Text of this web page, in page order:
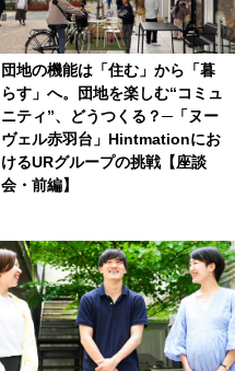
団地の機能は「住む」から「暮
らす」へ。団地を楽しむ“コミュ
ニティ”、どうつくる？─「ヌー
ヴェル赤羽台」Hintmationにお
けるURグループの挑戦【座談
会・前編】